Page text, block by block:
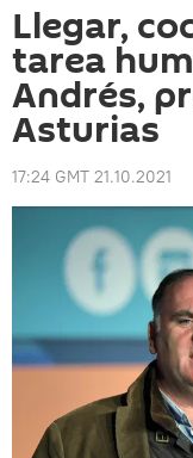
Llegar,
tarea
Andrés,
Asturias
17:24 GMT 21.10.2021